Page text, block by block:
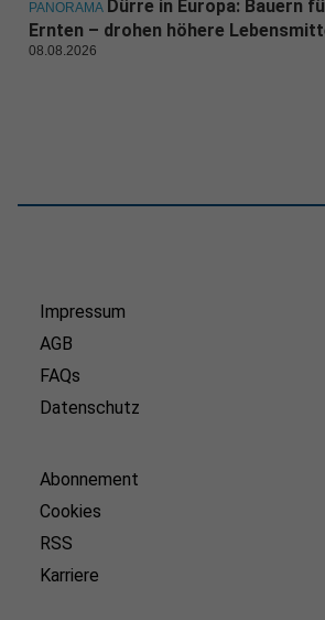
PANORAMA Dürre in Europa: Bauern
Ernten – drohen höhere
08.08.2026
Impressum
AGB
FAQs
Datenschutz
Abonnement
Cookies
RSS
Karriere